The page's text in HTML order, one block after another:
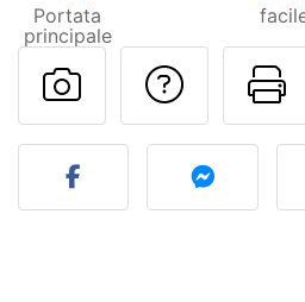
Portata
principale
Pubblica la